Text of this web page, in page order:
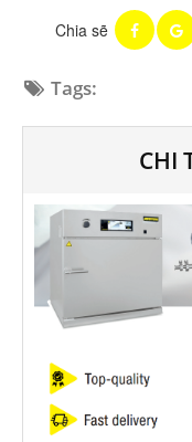
Chia sẽ
Tags:
CHI